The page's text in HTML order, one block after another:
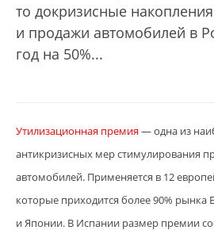
то докризисные
и продажи автомобилей в
год на 50%...
Утилизационная премия— одна из
антикризисных мер стимулирования
автомобилей. Применяется в 12
которые приходится более 90%
и Японии. В Испании размер премии